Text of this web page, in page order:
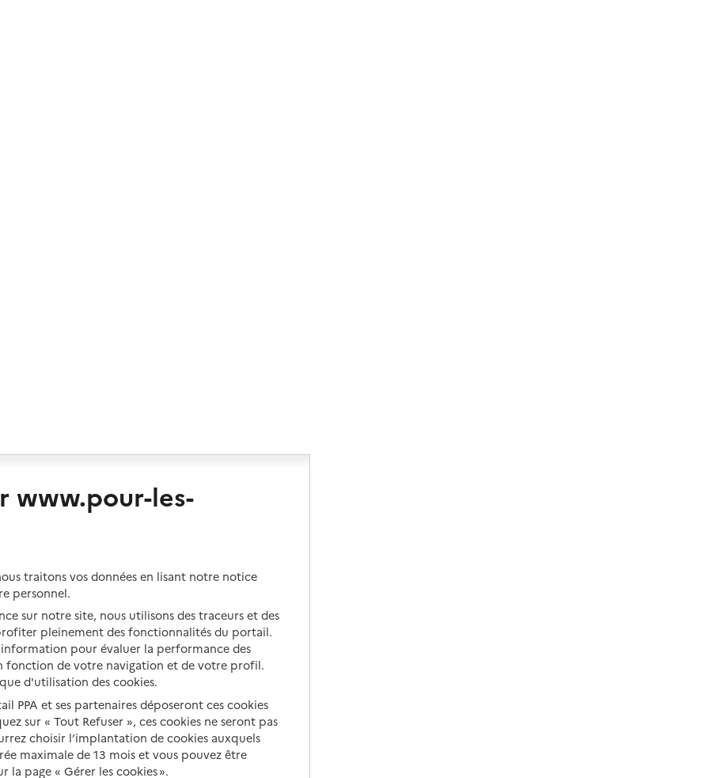
www.pour-les-
traitons vos données en lisant notre notice
personnel.
sur notre site, nous utilisons des traceurs et des
pleinement des fonctionnalités du portail.
pour évaluer la performance des
fonction de votre navigation et de votre profil.
d'utilisation des cookies.
PPA et ses partenaires déposeront ces cookies
sur « Tout Refuser », ces cookies ne seront pas
choisir l’implantation de cookies auxquels
maximale de 13 mois et vous pouvez être
page « Gérer les cookies ».